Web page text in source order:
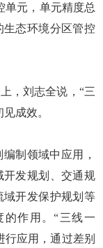
单元，单元精度总
生态环境分区管控
，刘志全说，“三
成效。
制领域中应用，
开发规划、交通规
域开发保护规划等
作用。“三线一
行应用，通过差别